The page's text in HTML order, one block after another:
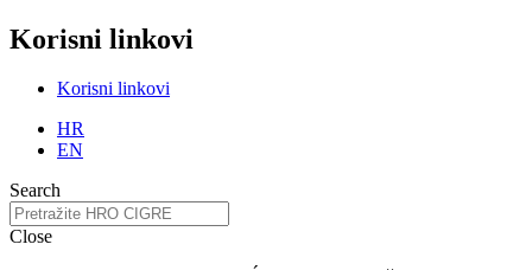
Korisni linkovi
Korisni linkovi
HR
EN
Search
Close